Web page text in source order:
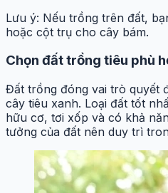
Lưu ý: Nếu trồng trên đất,
hoặc cột trụ cho cây bám.
Chọn đất trồng tiêu phù
Đất trồng đóng vai trò quyết
cây tiêu xanh. Loại đất tốt
hữu cơ, tơi xốp và có khả
tưởng của đất nên duy trì